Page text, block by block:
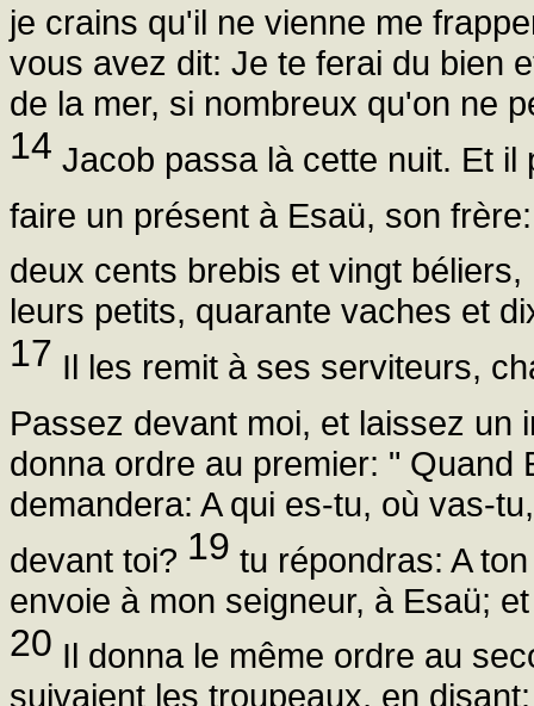
je crains qu'il ne vienne me
vous avez dit: Je te ferai du bien
de la mer, si nombreux qu'on ne
14 Jacob passa là cette nuit. Et
faire un présent à Esaü, son
deux cents brebis et vingt béliers,
leurs petits, quarante vaches et
17 Il les remit à ses serviteurs,
Passez devant moi, et laissez
donna ordre au premier: "
demandera: A qui es-tu, où vas-
devant toi? 19 tu répondras: A
envoie à mon seigneur, à Esaü;
20 Il donna le même ordre au
suivaient les troupeaux, en